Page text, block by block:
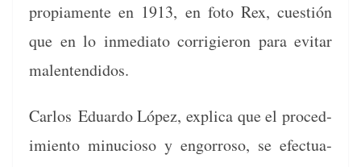
propi­a­mente en 1913, en foto Rex, cuestión
que en lo inmedi­a­to cor­rigieron para evi­tar
malentendidos.
Car­los Eduar­do López, expli­ca que el pro­ced­
imien­to min­u­cioso y engor­roso, se efec­tu­a­